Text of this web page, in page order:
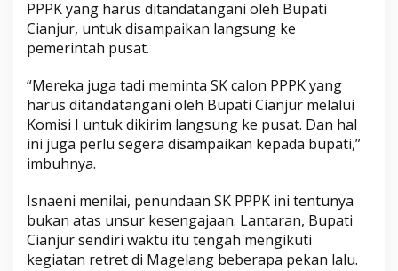
PPPK yang harus ditandatangani oleh Bupati
Cianjur, untuk disampaikan langsung ke
pemerintah pusat.
“Mereka juga tadi meminta SK calon PPPK yang
harus ditandatangani oleh Bupati Cianjur melalui
Komisi I untuk dikirim langsung ke pusat. Dan hal
ini juga perlu segera disampaikan kepada bupati,”
imbuhnya.
Isnaeni menilai, penundaan SK PPPK ini tentunya
bukan atas unsur kesengajaan. Lantaran, Bupati
Cianjur sendiri waktu itu tengah mengikuti
kegiatan retret di Magelang beberapa pekan lalu.